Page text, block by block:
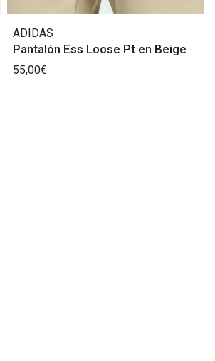
ADIDAS
Pantalón Ess Loose Pt en Beige
55,00€